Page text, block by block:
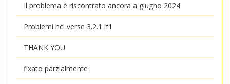
Il problema è riscontrato ancora a giugno 2024
Problemi hcl verse 3.2.1 if1
THANK YOU
fixato parzialmente